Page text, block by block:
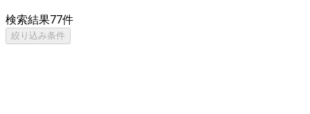
検索結果77件
絞り込み条件